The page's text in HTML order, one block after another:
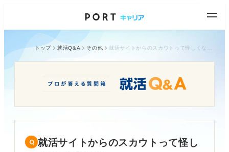
トップ 就活Q&A その他
就活サイトからのスカウトって怪し